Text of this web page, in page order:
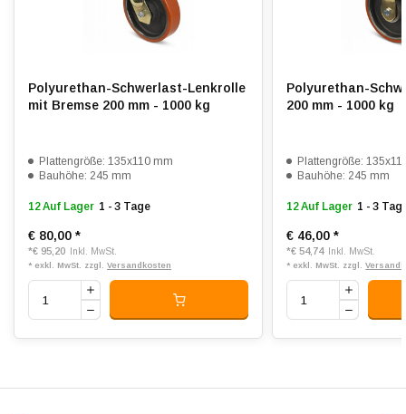
Dämpfung: 3.5
Passend für: Glatte bis leicht unebene Böden
Polyurethan-Schwerlast-Lenkrolle
mit Bremse 200 mm - 1000 kg
Plattengröße: 135x110 mm
Bauhöhe: 245 mm
12 Auf Lager 1 - 3 Tage
€ 80,00 *
*€ 95,20 Inkl. MwSt.
* exkl. MwSt. zzgl. Versandkosten
Polyurethan-
200 mm - 1000 kg
Plattengröße:
Bauhöhe: 245 mm
12 Auf Lager 1 - 3
€ 46,00*
*€ 54,74 Inkl. MwSt.
* exkl. MwSt. zzgl.